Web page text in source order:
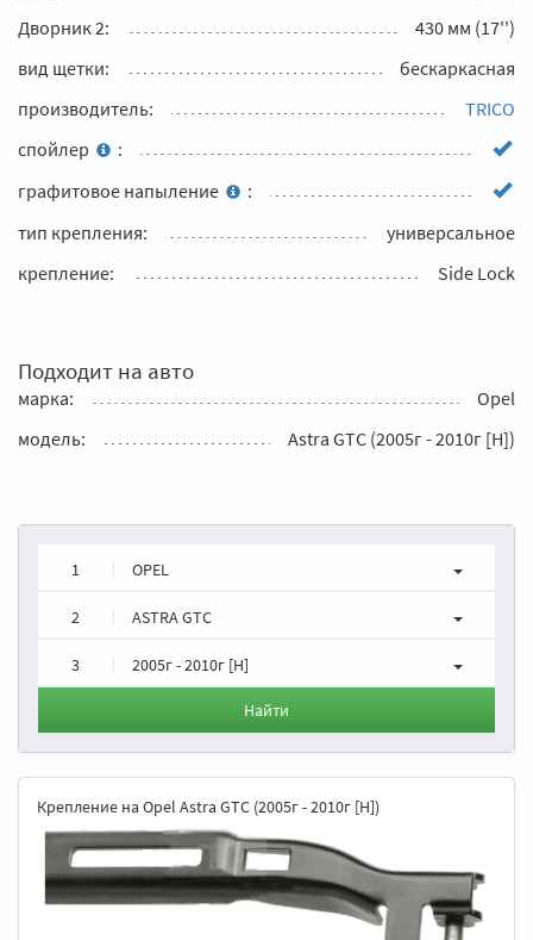
Дворник 2:
430 мм (17'')
вид щетки:
бескаркасная
производитель:
TRICO
спойлер
:
графитовое напыление
:
тип крепления:
универсальное
крепление:
Side Lock
Подходит на авто
марка:
Opel
модель:
Astra GTC (2005г - 2010г [H])
1 OPEL
2 ASTRA GTC
3 2005г - 2010г [H]
Найти
Крепление на Opel Astra GTC (2005г - 2010г [H])